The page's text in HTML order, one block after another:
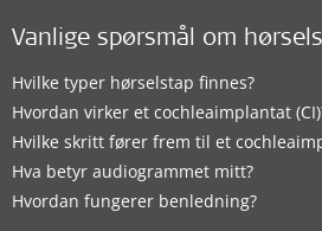
Vanlige spørsmål om
Hvilke typer hørselstap finnes?
Hvordan virker et cochleaimplantat
Hvilke skritt fører frem til et
Hva betyr audiogrammet mitt?
Hvordan fungerer benledning?